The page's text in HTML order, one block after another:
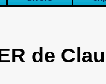
de